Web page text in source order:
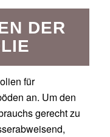
DER
für
an. Um den
gerecht zu